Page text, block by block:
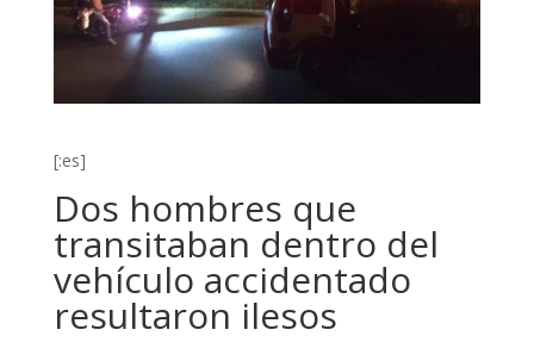
[:es]
Dos hombres que
transitaban dentro del
vehículo accidentado
resultaron ilesos